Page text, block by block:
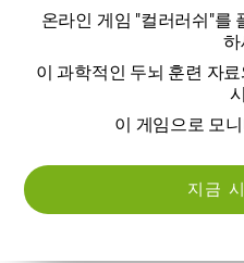
온라인 게임 "컬러러쉬"를
이 과학적인 두뇌 훈련 자
이 게임으로 모
지금